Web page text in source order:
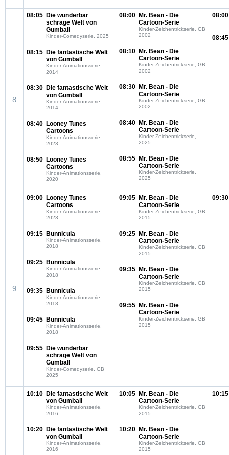
8
08:05 Die wunderbar
schräge Welt von
Gumball
Kinder-Comedyserie, 2025
08:15 Die fantastische Welt
von Gumball
Kinder-Animationsserie,
2014
08:30 Die fantastische Welt
von Gumball
Kinder-Animationsserie,
2014
08:40 Looney Tunes
Cartoons
Kinder-Animationsserie,
2023
08:50 Looney Tunes
Cartoons
Kinder-Animationsserie,
2020
08:00 Mr. Bean - Die
Cartoon-Serie
Kinder-Zeichentrickserie, GB
2002
08:10 Mr. Bean - Die
Cartoon-Serie
Kinder-Zeichentrickserie, GB
2002
08:30 Mr. Bean - Die
Cartoon-Serie
Kinder-Zeichentrickserie, GB
2002
08:40 Mr. Bean - Die
Cartoon-Serie
Kinder-Zeichentrickserie,
2025
08:55 Mr. Bean - Die
Cartoon-Serie
Kinder-Zeichentrickserie,
2025
08:00
08:45
9
09:00 Looney Tunes
Cartoons
Kinder-Animationsserie,
2023
09:15 Bunnicula
Kinder-Animationsserie,
2018
09:25 Bunnicula
Kinder-Animationsserie,
2018
09:35 Bunnicula
Kinder-Animationsserie,
2018
09:45 Bunnicula
Kinder-Animationsserie,
2018
09:55 Die wunderbar
schräge Welt von
Gumball
Kinder-Comedyserie, GB
2025
09:05 Mr. Bean - Die
Cartoon-Serie
Kinder-Zeichentrickserie, GB
2015
09:25 Mr. Bean - Die
Cartoon-Serie
Kinder-Zeichentrickserie, GB
2015
09:35 Mr. Bean - Die
Cartoon-Serie
Kinder-Zeichentrickserie, GB
2015
09:55 Mr. Bean - Die
Cartoon-Serie
Kinder-Zeichentrickserie, GB
2015
09:30
10:10 Die fantastische Welt
von Gumball
Kinder-Animationsserie,
2016
10:20 Die fantastische Welt
von Gumball
Kinder-Animationsserie,
2016
10:05 Mr. Bean - Die
Cartoon-Serie
Kinder-Zeichentrickserie, GB
2015
10:20 Mr. Bean - Die
Cartoon-Serie
Kinder-Zeichentrickserie, GB
2015
10:15